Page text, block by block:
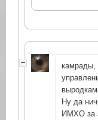
камрады,
Ну да
ИМХО за